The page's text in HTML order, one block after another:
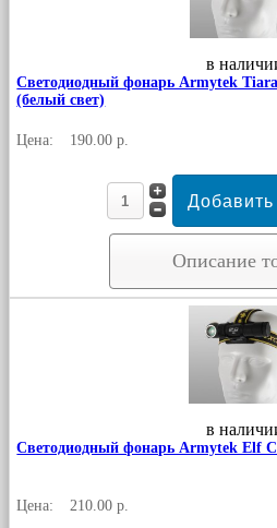
в
Светодиодный фонарь Armytek
(белый свет)
Цена: 190.00 р.
Описание
в
Светодиодный фонарь Armytek Elf
Цена: 210.00 р.